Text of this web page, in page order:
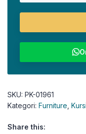
SKU: PK-01961
Kategori: Furniture
Share this: